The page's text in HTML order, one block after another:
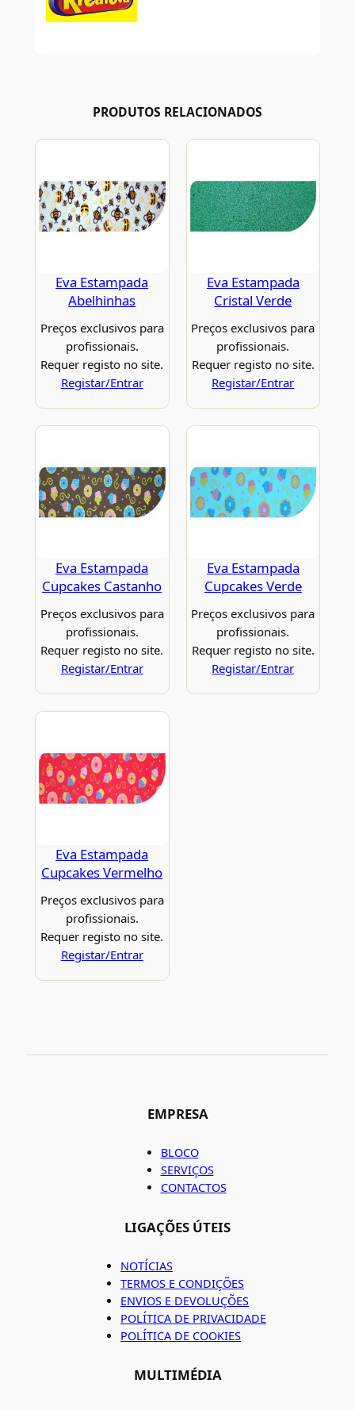
PRODUTOS RELACIONADOS
Eva Estampada
Abelhinhas
Preços exclusivos para
profissionais.
Requer registo no site.
Registar/Entrar
Eva Estampada
Cristal Verde
Preços exclusivos para
profissionais.
Requer registo no site.
Registar/Entrar
Eva Estampada
Cupcakes Castanho
Preços exclusivos para
profissionais.
Requer registo no site.
Registar/Entrar
Eva Estampada
Cupcakes Verde
Preços exclusivos para
profissionais.
Requer registo no site.
Registar/Entrar
Eva Estampada
Cupcakes Vermelho
Preços exclusivos para
profissionais.
Requer registo no site.
Registar/Entrar
EMPRESA
BLOCO
SERVIÇOS
CONTACTOS
LIGAÇÕES ÚTEIS
NOTÍCIAS
TERMOS E CONDIÇÕES
ENVIOS E DEVOLUÇÕES
POLÍTICA DE PRIVACIDADE
POLÍTICA DE COOKIES
MULTIMÉDIA